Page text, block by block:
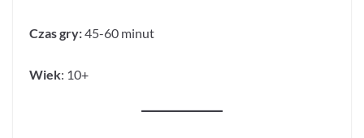
Czas gry:45-60 minut
Wiek: 10+